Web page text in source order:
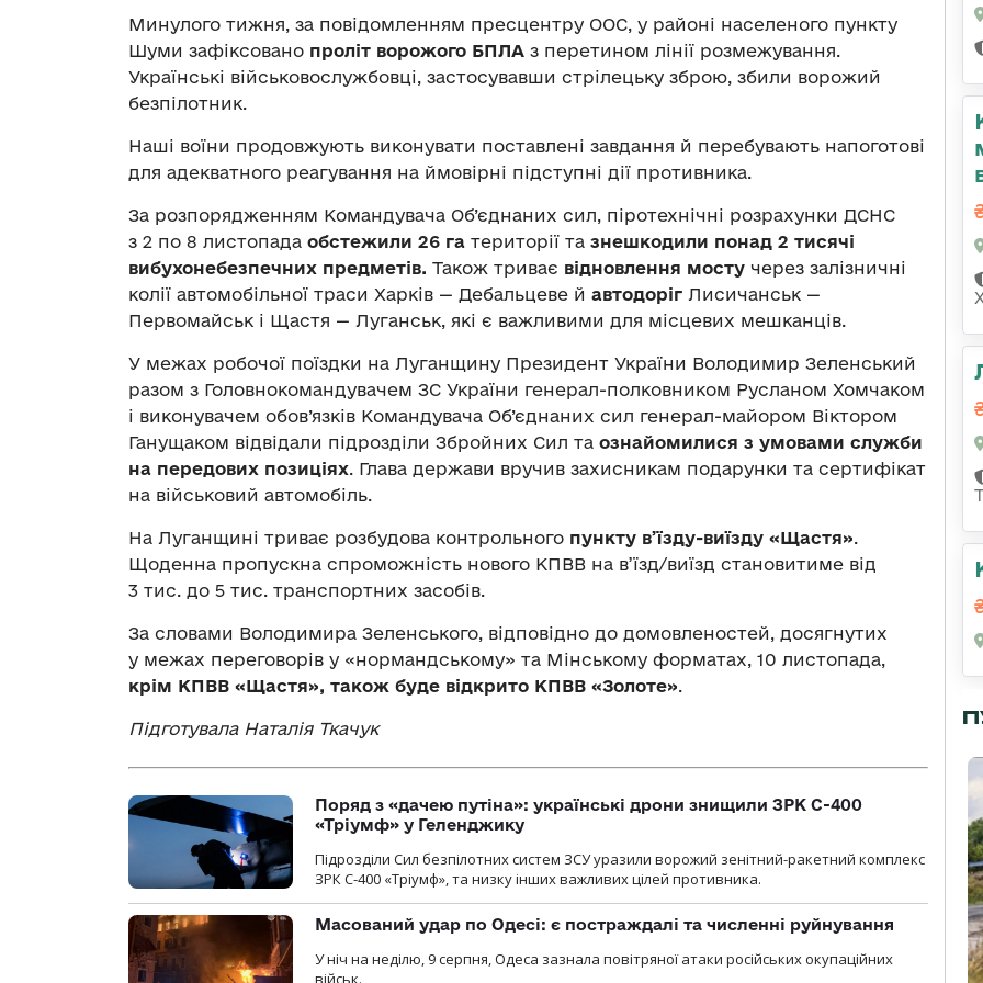
Минулого тижня, за повідомленням пресцентру ООС, у районі населеного пункту
Шуми зафіксовано проліт ворожого БПЛА з перетином лінії розмежування.
Українські військовослужбовці, застосувавши стрілецьку зброю, збили ворожий
безпілотник.
Наші воїни продовжують виконувати поставлені завдання й перебувають напоготові
для адекватного реагування на ймовірні підступні дії противника.
За розпорядженням Командувача Об’єднаних сил, піротехнічні розрахунки ДСНС
з 2 по 8 листопада обстежили 26 га території та знешкодили понад 2 тисячі
вибухонебезпечних предметів. Також триває відновлення мосту через залізничні
колії автомобільної траси Харків — Дебальцеве й автодоріг Лисичанськ —
Первомайськ і Щастя — Луганськ, які є важливими для місцевих мешканців.
У межах робочої поїздки на Луганщину Президент України Володимир Зеленський
разом з Головнокомандувачем ЗС України генерал-полковником Русланом Хомчаком
і виконувачем обов’язків Командувача Об’єднаних сил генерал-майором Віктором
Ганущаком відвідали підрозділи Збройних Сил та ознайомилися з умовами служби
на передових позиціях. Глава держави вручив захисникам подарунки та сертифікат
на військовий автомобіль.
На Луганщині триває розбудова контрольного пункту в’їзду-виїзду «Щастя».
Щоденна пропускна спроможність нового КПВВ на в’їзд/виїзд становитиме від
3 тис. до 5 тис. транспортних засобів.
За словами Володимира Зеленського, відповідно до домовленостей, досягнутих
у межах переговорів у «нормандському» та Мінському форматах, 10 листопада,
крім КПВВ «Щастя», також буде відкрито КПВВ «Золоте».
Підготувала Наталія Ткачук
Поряд з «дачею путіна»: українські дрони знищили ЗРК С-400
«Тріумф» у Геленджику
Підрозділи Сил безпілотних систем ЗСУ уразили ворожий зенітний-ракетний комплекс
ЗРК С-400 «Тріумф», та низку інших важливих цілей противника.
Масований удар по Одесі: є постраждалі та численні руйнування
У ніч на неділю, 9 серпня, Одеса зазнала повітряної атаки російських окупаційних
військ.